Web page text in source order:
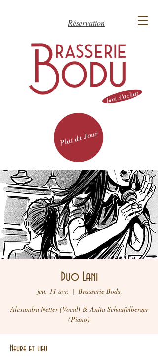
Réservation
Plat du Jour
bon d'achat
Duo Lani
jeu. 11 avr.
  |
Brasserie Bodu
Alexandra Netter (Vocal) & Anita Schaufelberger
Heure et lieu